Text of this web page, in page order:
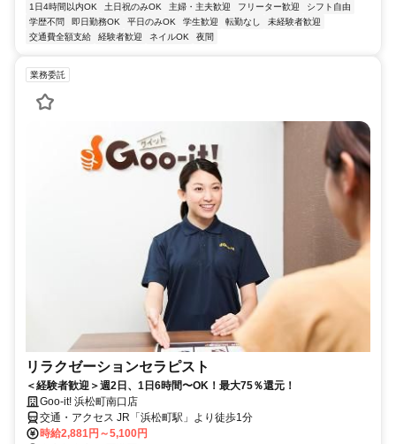
1日4時間以内OK
土日祝のみOK 主婦・主夫歓迎 フリーター歓迎
シフト自由
学歴不問
即日勤務OK 平日のみOK 学生歓迎 転勤なし
未経験者歓迎
交通費全額支給
経験者歓迎 ネイルOK 夜間
業務委託
リラクゼーションセラピスト
＜経験者歓迎＞週2日、1日6時間〜OK！最大75％還元！
Goo-it! 浜松町南口店
交通・アクセス JR「浜松町駅」より徒歩1分
時給2,881円～5,100円